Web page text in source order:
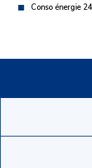
Conso énergie